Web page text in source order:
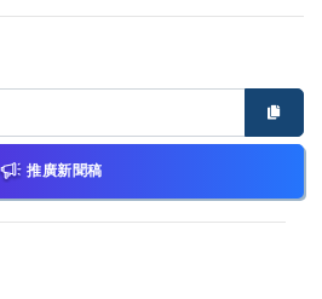
推廣新聞稿